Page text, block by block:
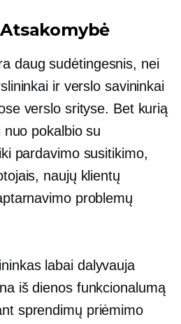
daug sudėtingesnis, nei
ir verslo savininkai
verslo srityse. Bet kurią
pokalbio su
pardavimo susitikimo,
naujų klientų
problemų
labai dalyvauja
iš dienosfunkcionalumą
sprendimų priėmimo